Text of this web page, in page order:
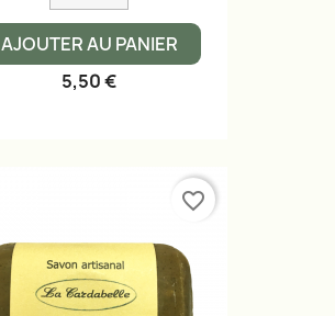
AJOUTER AU PANIER
5,50 €
favorite_border